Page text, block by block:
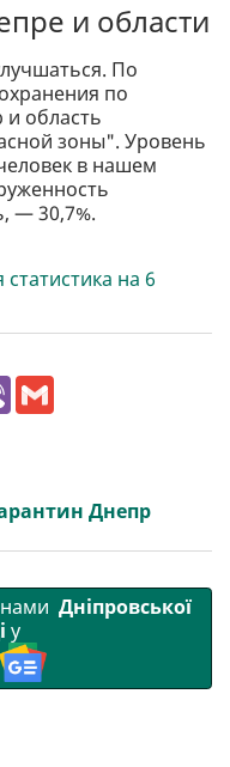
и области
По
по
область
зоны". Уровень
в нашем
— 30,7%.
на 6
V
Днепр
Дніпровської
у